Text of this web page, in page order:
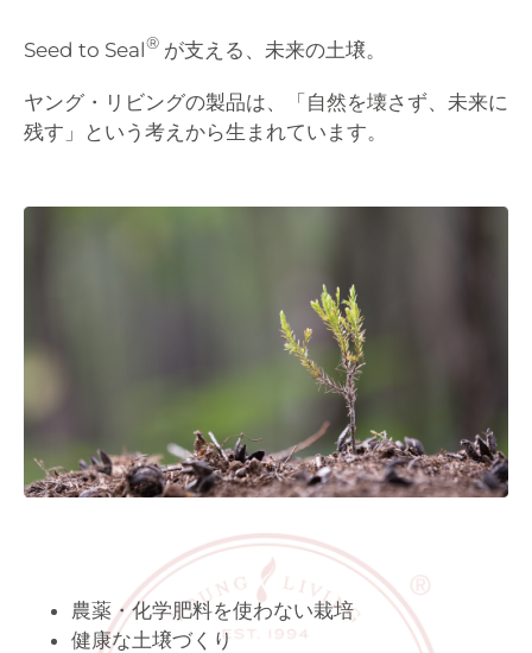
Seed to Seal®が支える、未来の土壌。
ヤング・リビングの製品は、「自然を壊さず、未来に
残す」
という考えから生まれています。
農薬・化学肥料を使わない栽培
健康な土壌づくり